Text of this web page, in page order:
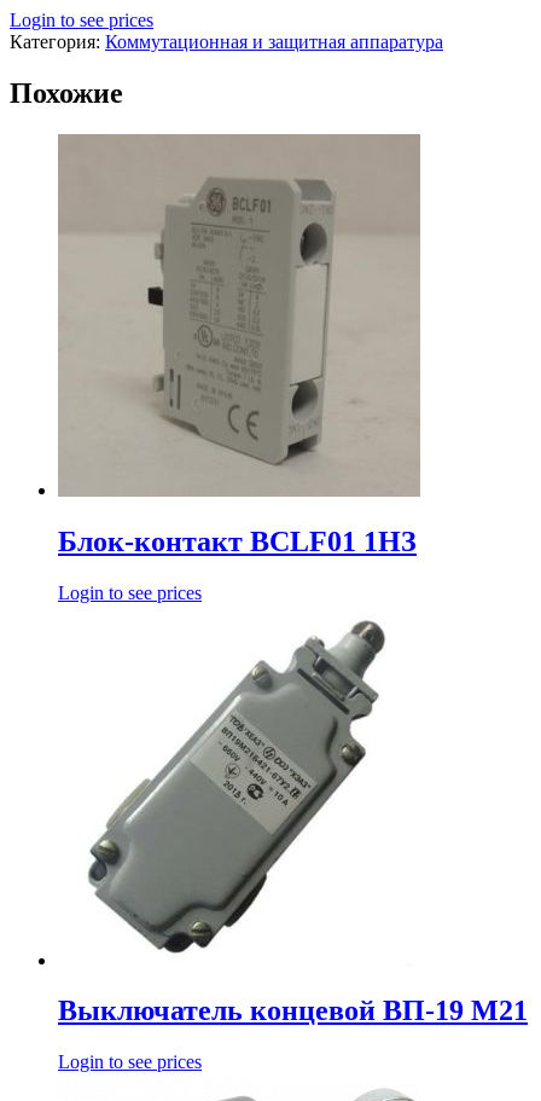
Login to see prices
Категория: Коммутационная и защитная аппаратура
Похожие
Блок-контакт BCLF01 1HЗ
Login to see prices
Выключатель концевой ВП-19 М21
Login to see prices